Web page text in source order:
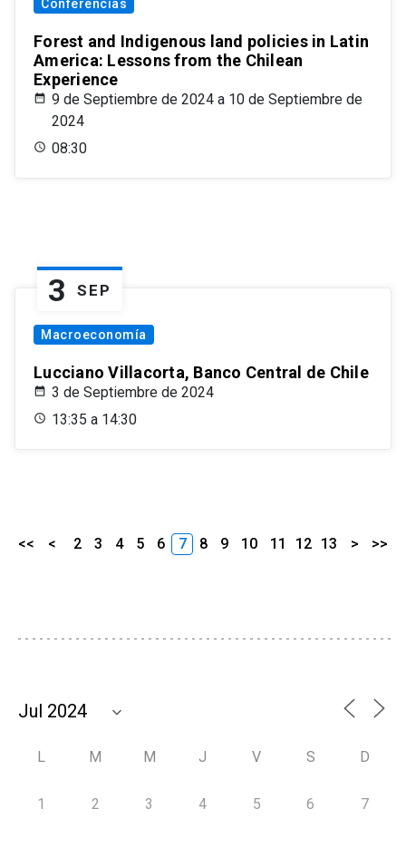
Conferencias
Forest and Indigenous land policies in Latin
America: Lessons from the Chilean
Experience
9 de Septiembre de 2024 a 10 de Septiembre de
2024
08:30
3 SEP
Macroeconomía
Lucciano Villacorta, Banco Central de Chile
3 de Septiembre de 2024
13:35 a 14:30
<< < 2 3 4 5 6 7 8 9 10 11 12 13 > >>
L M M J V S D
1 2 3 4 5 6 7